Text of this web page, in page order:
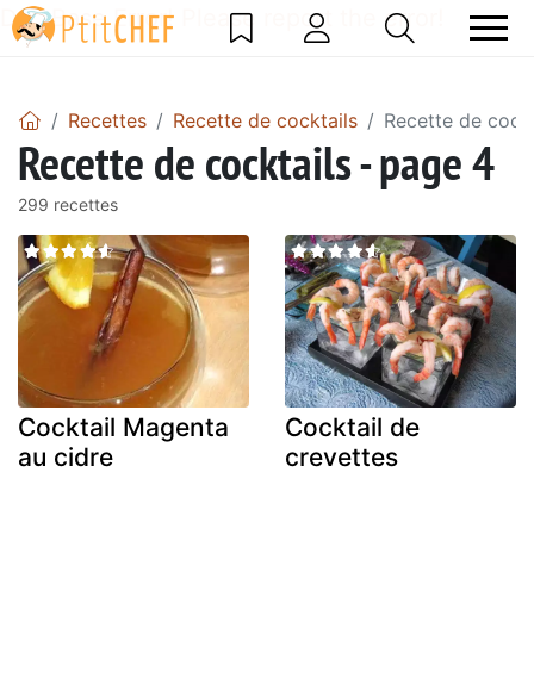
DataBase Error! Please report the error!
Recettes Recette de cocktails Recette de
Recette de cocktails - page 4
299 recettes
Cocktail Magenta
au cidre
Cocktail de
crevettes